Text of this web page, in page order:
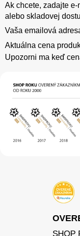
Ak chcete, zadajte
alebo skladovej
Vaša emailová
Aktuálna cena
Upozorni ma keď
SHOP